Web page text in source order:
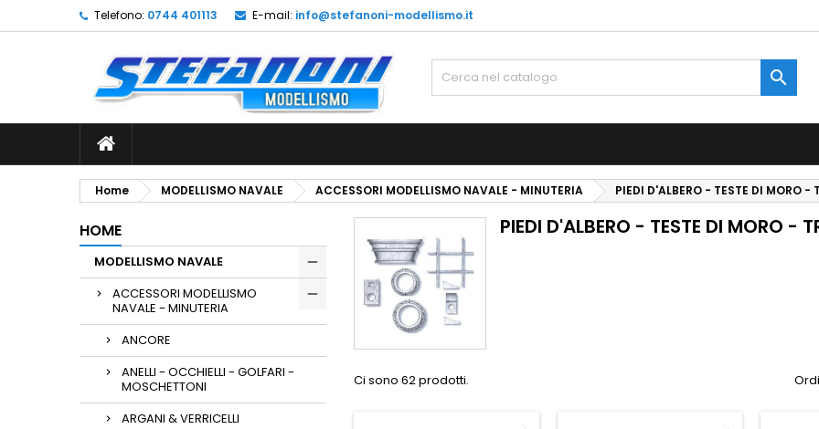
Telefono: 0744 401113 E-mail: info@stefanoni-modellismo.it

Home MODELLISMO NAVALE ACCESSORI MODELLISMO NAVALE - MINUTERIA PIEDI D'ALBERO - TESTE DI MORO -
HOME
MODELLISMO NAVALE
ACCESSORI MODELLISMO
NAVALE - MINUTERIA
ANCORE
ANELLI - OCCHIELLI - GOLFARI -
MOSCHETTONI
ARGANI & VERRICELLI
PIEDI D'ALBERO - TESTE DI MORO -
Ci sono 62 prodotti.
Le mie liste di desideri
Crea nuova lista
((modalTitle))
((confirmMessage))
Crea lista dei desideri
Annulla Crea lista dei
Accedi
Devi avere effettuato l'accesso per salvare dei prodotti nella tua